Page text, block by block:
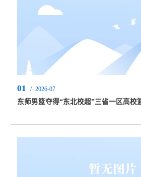
01 / 2026-07
东师男篮夺得“东北校超”三省一区高校